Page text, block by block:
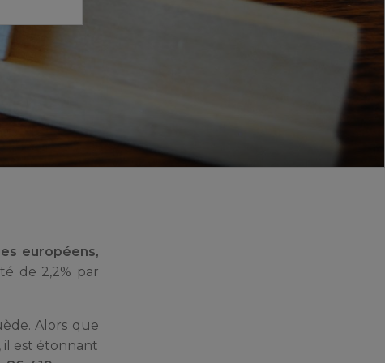
européens,
de 2,2% par
Alors que
est étonnant